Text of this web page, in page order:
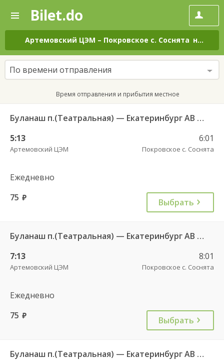
—
Поиск
и
покупка
билетов
на
автобус
онлайн
Bilet.do
Артемовский ЦЭМ – Покровское с. Соснята на все дни
По времени отправления
Время отправления и прибытия местное
Буланаш п.(Театральная) — Екатеринбург АВ Северный 523
5:13
Артемовский ЦЭМ
6:01
Покровское с. Соснята
Ежедневно
75 руб. Выбрать
Буланаш п.(Театральная) — Екатеринбург АВ Северный 523
7:13
Артемовский ЦЭМ
8:01
Покровское с. Соснята
Ежедневно
75 руб. Выбрать
Буланаш п.(Театральная) — Екатеринбург АВ Северный 523